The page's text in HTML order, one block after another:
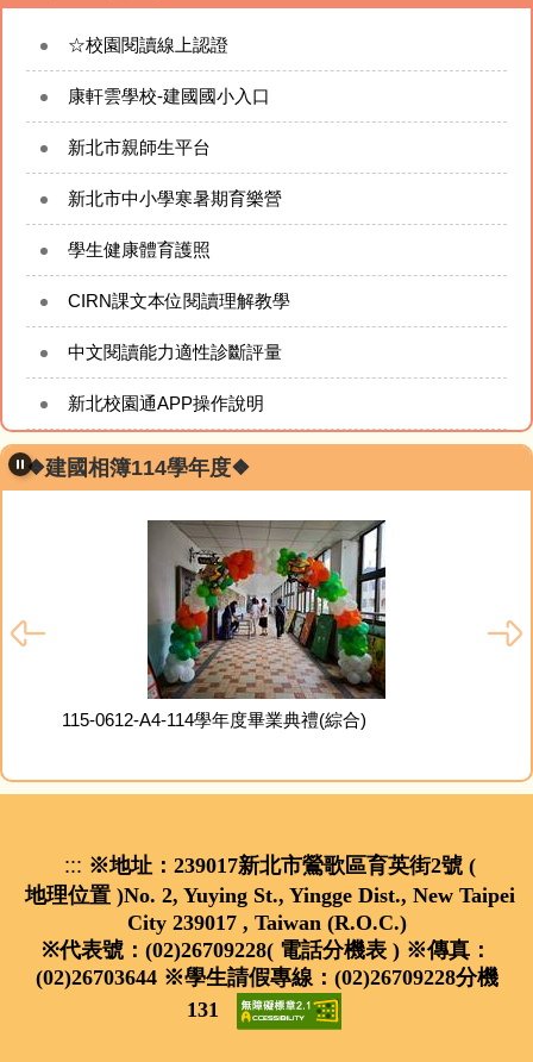
☆校園閱讀線上認證
康軒雲學校-建國國小入口
新北市親師生平台
新北市中小學寒暑期育樂營
學生健康體育護照
CIRN課文本位閱讀理解教學
中文閱讀能力適性診斷評量
新北校園通APP操作說明
❖建國相簿114學年度❖
115-0612-A4-114學年度畢業典禮(綜合)
::: ※地址：239017新北市鶯歌區育英街2號 (
地理位置 )No. 2, Yuying St., Yingge Dist., New Taipei
City 239017 , Taiwan (R.O.C.)
※代表號：(02)26709228( 電話分機表 ) ※傳真：
(02)26703644 ※學生請假專線：(02)26709228分機
131